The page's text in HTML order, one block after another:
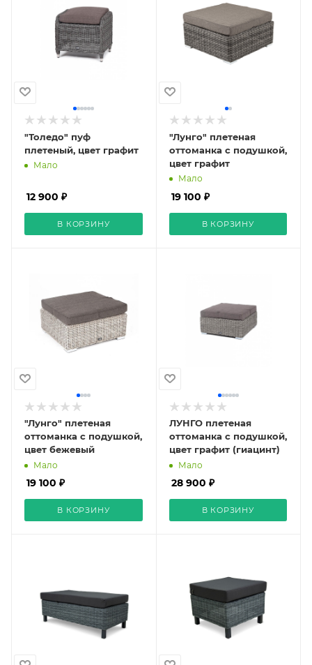
"Толедо" пуф
плетеный, цвет графит
Мало
12 900 ₽
В КОРЗИНУ
"Лунго" плетеная
оттоманка с подушкой,
цвет графит
Мало
19 100 ₽
В КОРЗИНУ
"Лунго" плетеная
оттоманка с подушкой,
цвет бежевый
Мало
19 100 ₽
В КОРЗИНУ
ЛУНГО плетеная
оттоманка с подушкой,
цвет графит (гиацинт)
Мало
28 900 ₽
В КОРЗИНУ